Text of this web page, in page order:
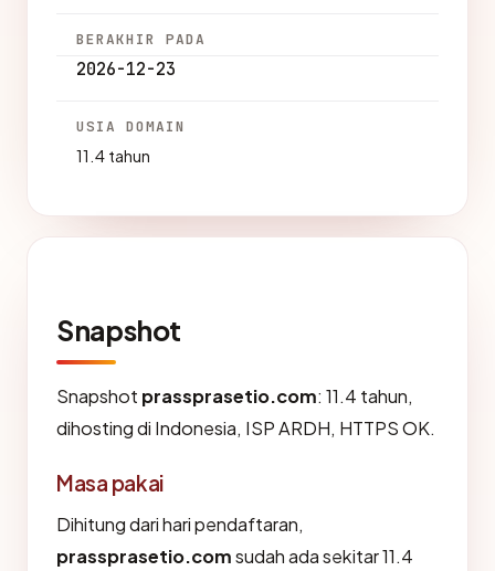
BERAKHIR PADA
2026-12-23
USIA DOMAIN
11.4 tahun
Snapshot
Snapshot prassprasetio.com: 11.4 tahun,
dihosting di Indonesia, ISP ARDH, HTTPS OK.
Masa pakai
Dihitung dari hari pendaftaran,
prassprasetio.comsudah ada sekitar 11.4